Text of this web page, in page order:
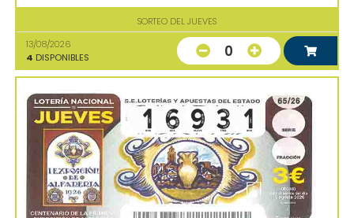
SORTEO DEL JUEVES
13/08/2026
4 DISPONIBLES 0